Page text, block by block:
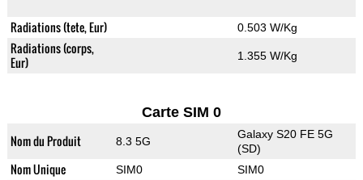
Radiations (tete, Eur) 0.503 W/Kg
Radiations (corps,
Eur)
1.355 W/Kg
Carte SIM 0
Nom du Produit 8.3 5G
Galaxy S20 FE 5G
(SD)
Nom Unique SIM0 SIM0